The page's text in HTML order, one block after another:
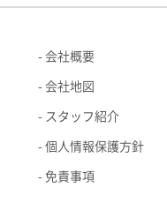
会社概要
会社地図
スタッフ紹介
個人情報保護方針
免責事項